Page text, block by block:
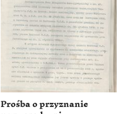
Prośba o przyznanie